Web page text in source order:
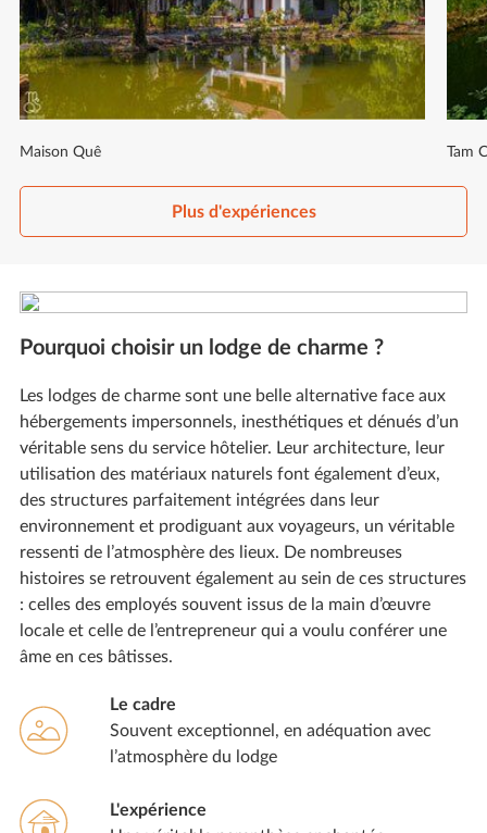
Maison Quê Tam
Plus d'expériences
Pourquoi choisir un lodge de charme ?
Les lodges de charme sont une belle alternative face aux
hébergements impersonnels, inesthétiques et dénués d’un
véritable sens du service hôtelier. Leur architecture, leur
utilisation des matériaux naturels font également d’eux,
des structures parfaitement intégrées dans leur
environnement et prodiguant aux voyageurs, un véritable
ressenti de l’atmosphère des lieux. De nombreuses
histoires se retrouvent également au sein de ces structures
: celles des employés souvent issus de la main d’œuvre
locale et celle de l’entrepreneur qui a voulu conférer une
âme en ces bâtisses.
Le cadre
Souvent exceptionnel, en adéquation avec
l’atmosphère du lodge
L'expérience